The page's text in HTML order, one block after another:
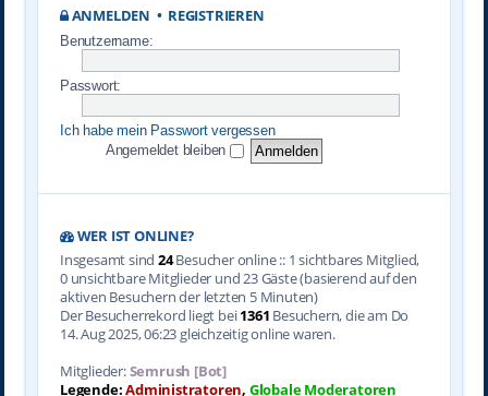
ANMELDEN • REGISTRIEREN
Benutzername:
Passwort:
Ich habe mein Passwort vergessen
Angemeldet bleiben
WER IST ONLINE?
Insgesamt sind 24Besucher online :: 1 sichtbares Mitglied,
0 unsichtbare Mitglieder und 23 Gäste (basierend auf den
aktiven Besuchern der letzten 5 Minuten)
Der Besucherrekord liegt bei1361 Besuchern, die am Do
14. Aug 2025, 06:23 gleichzeitig online waren.
Mitglieder:Semrush [Bot]
Legende:Administratoren, Globale Moderatoren